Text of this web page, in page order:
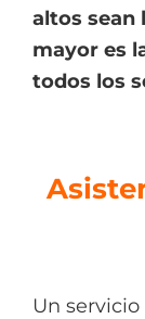
altos sean
mayor es
todos los
Un